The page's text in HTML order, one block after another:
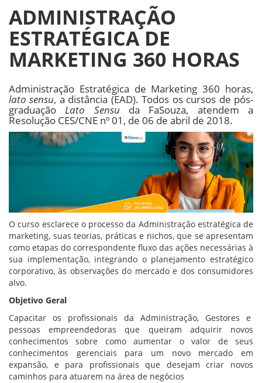
ADMINISTRAÇÃO
ESTRATÉGICA DE
MARKETING 360 HORAS
Administração Estratégica de Marketing 360 horas,
lato sensu, a distância (EAD). Todos os cursos de pós-
graduaçãoLato Sensuda FaSouza, atendem a
Resolução CES/CNE nº 01, de 06 de abril de 2018.
O curso esclarece o processo da Administração estratégica de
marketing, suas teorias, práticas e nichos, que se apresentam
como etapas do correspondente fluxo das ações necessárias à
sua implementação, integrando o planejamento estratégico
corporativo, às observações do mercado e dos consumidores
alvo.
Objetivo Geral
Capacitar os profissionais da Administração, Gestores e
pessoas empreendedoras que queiram adquirir novos
conhecimentos sobre como aumentar o valor de seus
conhecimentos gerenciais para um novo mercado em
expansão, e para profissionais que desejam criar novos
caminhos para atuarem na área de negócios